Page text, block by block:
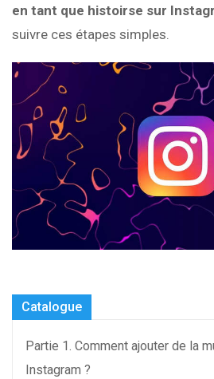
en tant que histoirse sur
suivre ces étapes simples.
Catalogue
Partie 1. Comment ajouter de la
Instagram ?